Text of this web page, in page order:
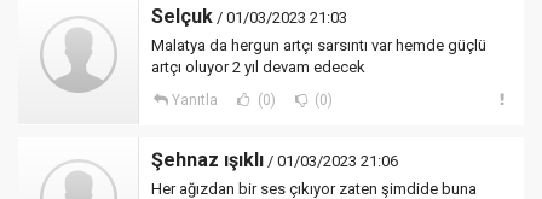
Selçuk / 01/03/2023 21:03
Malatya da hergun artçı sarsıntı var hemde güçlü
artçı oluyor 2 yıl devam edecek
Yanıtla (0) (0)
Şehnaz ışıklı / 01/03/2023 21:06
Her ağızdan bir ses çıkıyor zaten şimdide buna